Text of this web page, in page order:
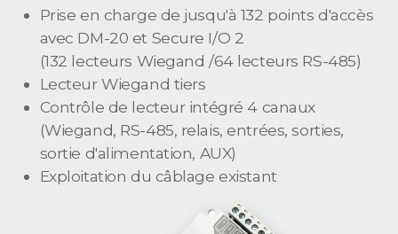
Prise en charge de jusqu'à 132 points d'accès
avec DM-20 et Secure I/O 2
(132 lecteurs Wiegand /64 lecteurs RS-485)
Lecteur Wiegand tiers
Contrôle de lecteur intégré 4 canaux
(Wiegand, RS-485, relais, entrées, sorties,
sortie d'alimentation, AUX)
Exploitation du câblage existant